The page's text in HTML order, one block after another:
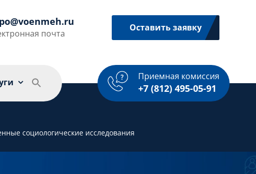
почта
Оставить заявку
Приемная комиссия
+7 (812) 495-05-91
Молодежная политика Спорт Услуги
социологические исследования